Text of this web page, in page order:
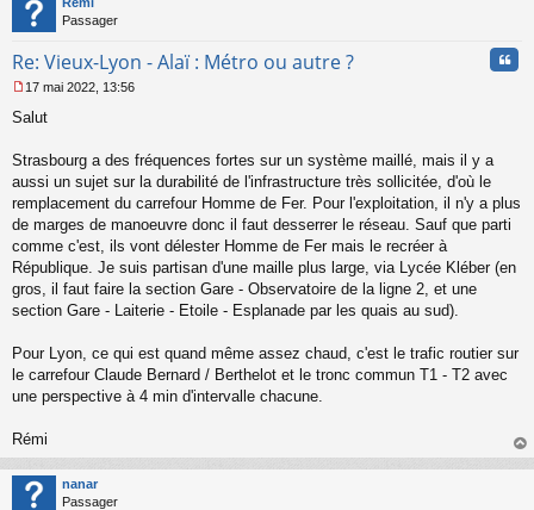
Passager
Re: Vieux-Lyon - Alaï : Métro ou autre ?
e
s
g
e
n
o
n
u
17 mai 2022, 13:56
Salut
Strasbourg a des fréquences fortes sur un système maillé, mais il y a
aussi un sujet sur la durabilité de l'infrastructure très sollicitée, d'où le
remplacement du carrefour Homme de Fer. Pour l'exploitation, il n'y a plus
de marges de manoeuvre donc il faut desserrer le réseau. Sauf que parti
comme c'est, ils vont délester Homme de Fer mais le recréer à
République. Je suis partisan d'une maille plus large, via Lycée Kléber (en
gros, il faut faire la section Gare - Observatoire de la ligne 2, et une
section Gare - Laiterie - Etoile - Esplanade par les quais au sud).
Pour Lyon, ce qui est quand même assez chaud, c'est le trafic routier sur
le carrefour Claude Bernard / Berthelot et le tronc commun T1 - T2 avec
une perspective à 4 min d'intervalle chacune.
Rémi
au
nanar
Passager